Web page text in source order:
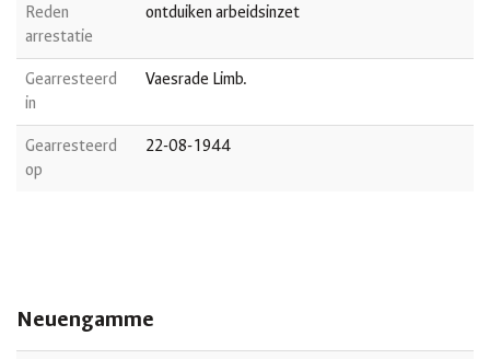
Reden
arrestatie
ontduiken arbeidsinzet
Gearresteerd
in
Vaesrade Limb.
Gearresteerd
op
22-08-1944
Neuengamme